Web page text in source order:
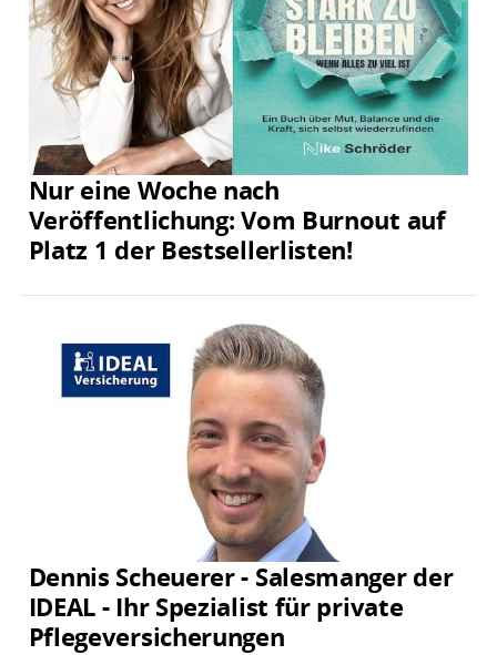
Nur eine Woche nach
Veröffentlichung: Vom Burnout auf
Platz 1 der Bestsellerlisten!
Dennis Scheuerer - Salesmanger der
IDEAL - Ihr Spezialist für private
Pflegeversicherungen